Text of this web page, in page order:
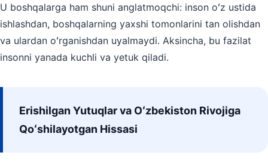
U boshqalarga ham shuni anglatmoqchi: inson oʻz ustida
ishlashdan, boshqalarning yaxshi tomonlarini tan olishdan
va ulardan oʻrganishdan uyalmaydi. Aksincha, bu fazilat
insonni yanada kuchli va yetuk qiladi.
Erishilgan Yutuqlar va Oʻzbekiston Rivojiga
Qoʻshilayotgan Hissasi